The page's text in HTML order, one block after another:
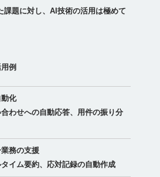
課題に対し、AI技術の活用は極めて
例
化
わせへの自動応答、用件の振り分
務の支援
イム要約、応対記録の自動作成